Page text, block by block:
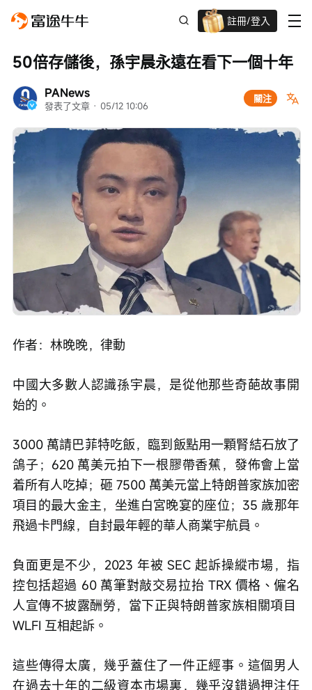
註冊/登入
PANews
發表了文章 · 05/12 10:06
關注
50倍存儲後，孫宇晨永遠在看下一個十年
作者：林晚晚，律動
中國大多數人認識孫宇晨，是從他那些奇葩故事開
始的。
3000 萬請巴菲特吃飯，臨到飯點用一顆腎結石放了
鴿子；620 萬美元拍下一根膠帶香蕉，發佈會上當
着所有人吃掉；砸 7500 萬美元當上特朗普家族加密
項目的最大金主，坐進白宮晚宴的座位；35 歲那年
飛過卡門線，自封最年輕的華人商業宇航員。
負面更是不少，2023 年被 SEC 起訴操縱市場，指
控包括超過 60 萬筆對敲交易拉抬 TRX 價格、僱名
人宣傳不披露酬勞，當下正與特朗普家族相關項目
WLFI 互相起訴。
這些傳得太廣，幾乎蓋住了一件正經事。這個男人
在過去十年的二級資本市場裏，幾乎沒錯過押注任